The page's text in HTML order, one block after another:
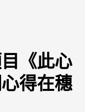
《此心
得在穗